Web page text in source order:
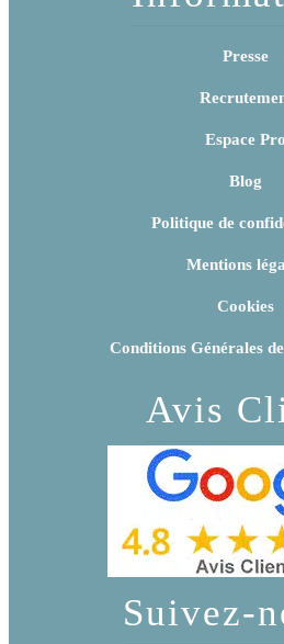
Presse
Espace Pro
Blog
Politique de
Mentions
Cookies
Conditions Générales
Avis
Suivez-